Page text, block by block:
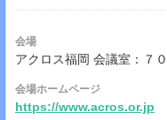
会場
アクロス福岡 会議室：７
会場ホームページ
https://www.acros.or.jp